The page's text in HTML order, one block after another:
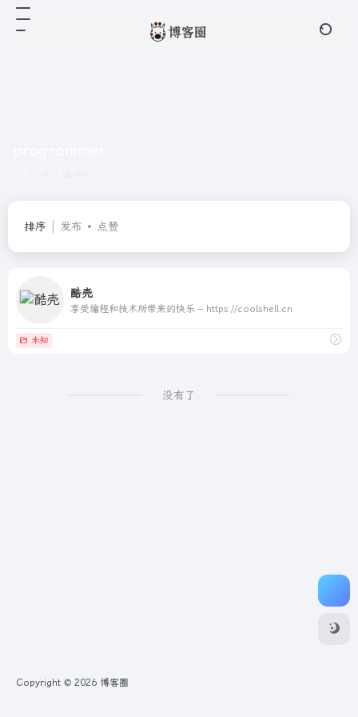
排序 发布 点赞
酷壳
享受编程和技术所带来的快乐 – https://coolshell.cn
未知
没有了
Copyright © 2026 博客圈